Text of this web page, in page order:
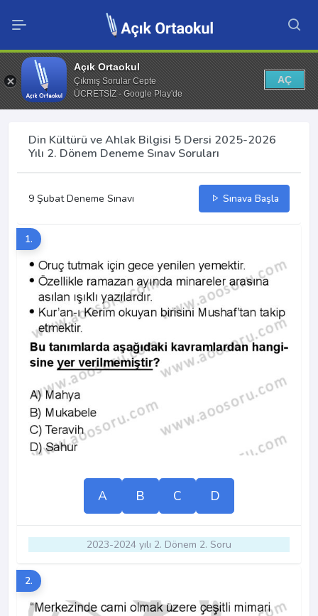
Açık Ortaokul
Çıkmış Sorular Cepte
ÜCRETSİZ - Google Play'de
AÇ
Din Kültürü ve Ahlak Bilgisi 5 Dersi 2025-2026
Yılı 2. Dönem Deneme Sınav Soruları
9 Şubat Deneme Sınavı Sınava Başla
1.
A B C D
2023-2024 yılı 2. Dönem 2. Soru
2.